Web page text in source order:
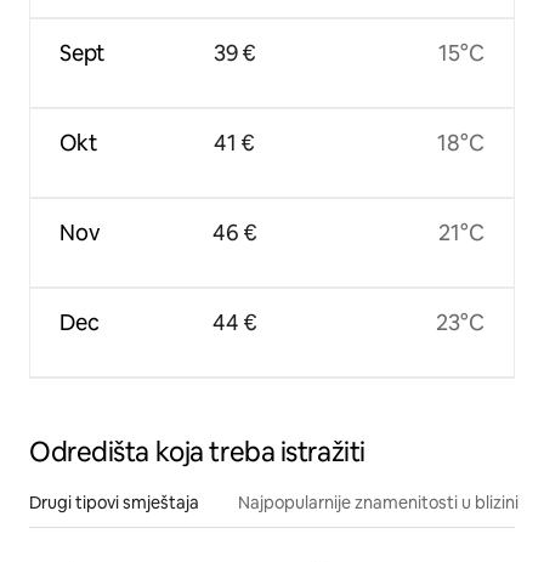
Sept
Okt
Nov
Dec
39 €
41 €
46 €
44 €
15°C
18°C
21°C
23°C
Odredišta koja treba istražiti
Drugi tipovi smještaja Najpopularnije znamenitosti u blizini